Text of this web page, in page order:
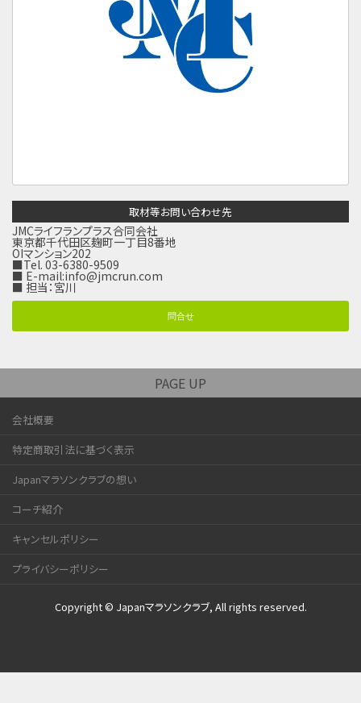
取材等お問い合わせ先
JMCライフランプラス合同会社
東京都千代田区麹町一丁目8番地
OIマンション202
■Tel. 03-6380-9509
■ E-mail:info@jmcrun.com
■ 担当：宮川
問合せ
PAGE UP
会社概要
特定商取引法に基づく表示
Japanマラソンクラブの想い
コーチ紹介
キャンセルポリシー
プライバシーポリシー
Copyright © Japanマラソンクラブ, All rights reserved.